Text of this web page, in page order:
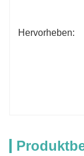
Hervorheben: